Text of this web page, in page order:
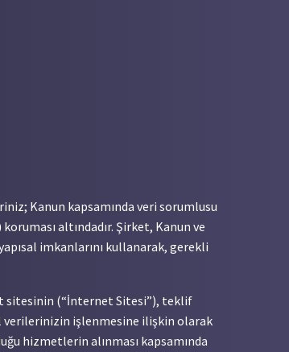
Kanun kapsamında veri sorumlusu
altındadır. Şirket, Kanun ve
imkanlarını kullanarak, gerekli
sitesinin (“İnternet Sitesi”), teklif
verilerinizin işlenmesine ilişkin olarak
hizmetlerin alınması kapsamında